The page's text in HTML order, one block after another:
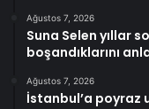
Ağustos 7, 2026
Suna Selen yıllar
boşandıklarını
Ağustos 7, 2026
İstanbul’a poyraz